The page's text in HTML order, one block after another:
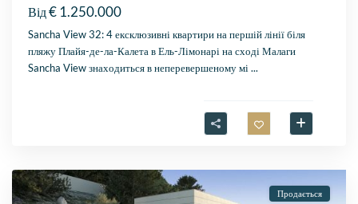
Від€ 1.250.000
Sancha View 32: 4 ексклюзивні квартири на першій лінії біля
пляжу Плайя-де-ла-Калета в Ель-Лімонарі на сході Малаги
Sancha View знаходиться в неперевершеному мі...
Продається